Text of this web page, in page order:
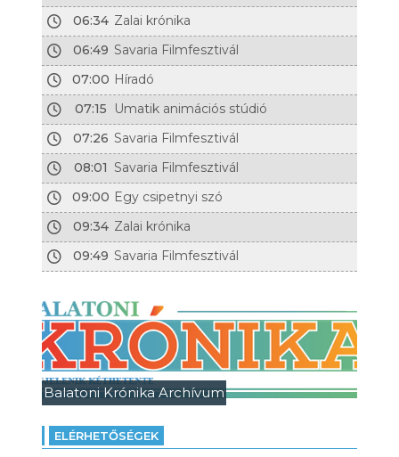
06:34 Zalai krónika
06:49 Savaria Filmfesztivál
07:00 Híradó
07:15
Umatik animációs stúdió
07:26 Savaria Filmfesztivál
08:01 Savaria Filmfesztivál
09:00 Egy csipetnyi szó
09:34 Zalai krónika
09:49 Savaria Filmfesztivál
Balatoni Krónika Archívum
ELÉRHETŐSÉGEK